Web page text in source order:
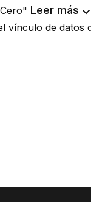
Leer más
vínculo de datos